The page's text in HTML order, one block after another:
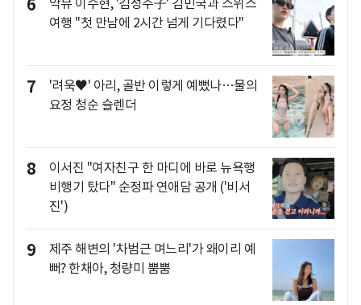
6
악뮤 이수현, '김성주子' 김민국과 스위스
여행 "첫 만남에 2시간 넘게 기다렸다"
7
'려욱♥' 아리, 골반 이렇게 예뻤나…물의
요정 청순 슬렌더
8
이서진 "여자친구 한 마디에 바로 뉴욕행
비행기 탔다" 순정파 연애담 공개 ('비서
진')
9
제주 해변의 '차범근 며느리'가 왜이리 예
뻐? 한채아, 청량미 뿜뿜